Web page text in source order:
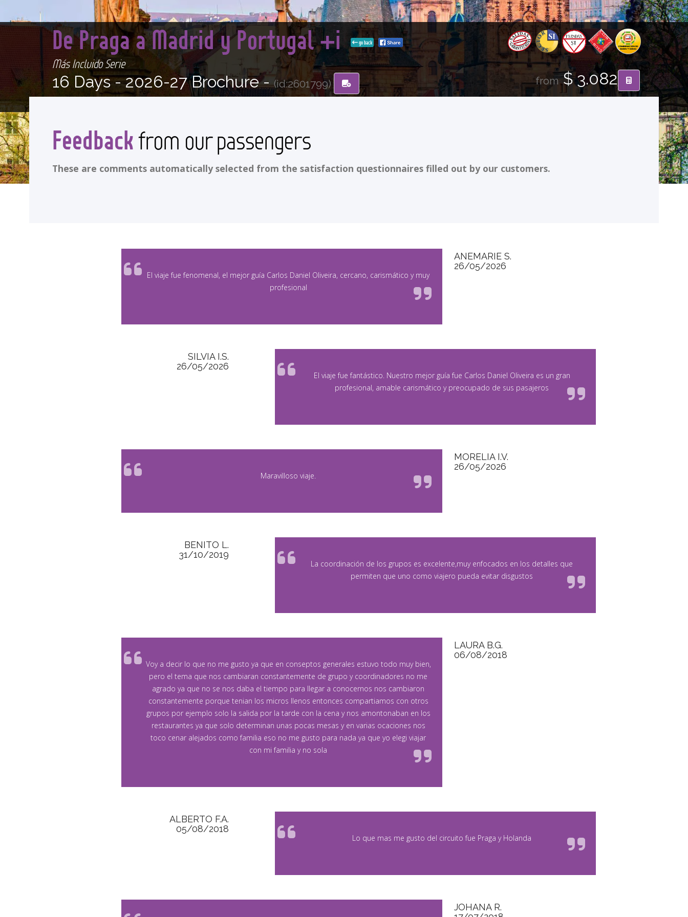
De Praga a Madrid y Portugal +i go back
Más Incluido Serie
16 Days -2026-27 Brochure -(id:2601799) from$ 3.082
Feedbackfrom our passengers
These are comments automatically selected from the satisfaction questionnaires filled out by our customers.
El viaje fue fenomenal, el mejor guía Carlos Daniel Oliveira, cercano, carismático y muy
profesional
ANEMARIE S.
26/05/2026
SILVIA I.S.
26/05/2026
El viaje fue fantástico. Nuestro mejor guía fue Carlos Daniel Oliveira es un gran
profesional, amable carismático y preocupado de sus pasajeros
Maravilloso viaje.
MORELIA I.V.
26/05/2026
BENITO L.
31/10/2019
La coordinación de los grupos es excelente,muy enfocados en los detalles que
permiten que uno como viajero pueda evitar disgustos
Voy a decir lo que no me gusto ya que en conseptos generales estuvo todo muy bien,
pero el tema que nos cambiaran constantemente de grupo y coordinadores no me
agrado ya que no se nos daba el tiempo para llegar a conocernos nos cambiaron
constantemente porque tenian los micros llenos entonces compartiamos con otros
grupos por ejemplo solo la salida por la tarde con la cena y nos amontonaban en los
restaurantes ya que solo determinan unas pocas mesas y en varias ocaciones nos
toco cenar alejados como familia eso no me gusto para nada ya que yo elegi viajar
con mi familia y no sola
LAURA B.G.
06/08/2018
ALBERTO F.A.
05/08/2018
Lo que mas me gusto del circuito fue Praga y Holanda
JOHANA R.